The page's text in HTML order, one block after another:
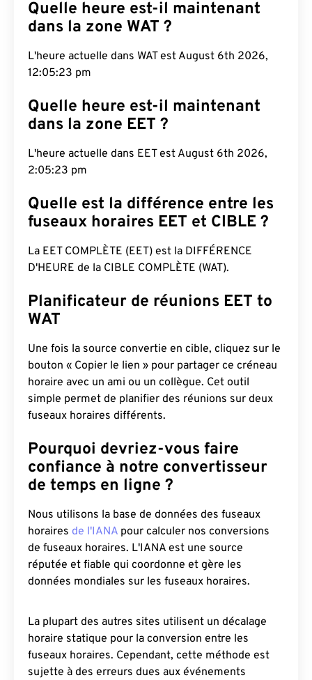
Quelle heure est-il maintenant
dans la zone WAT ?
L'heure actuelle dans WAT est August 6th 2026,
12:05:24 pm
Quelle heure est-il maintenant
dans la zone EET ?
L'heure actuelle dans EET est August 6th 2026,
2:05:24 pm
Quelle est la différence entre les
fuseaux horaires EET et CIBLE ?
La EET COMPLÈTE (EET) est la DIFFÉRENCE
D'HEURE de la CIBLE COMPLÈTE (WAT).
Planificateur de réunions EET to
WAT
Une fois la source convertie en cible, cliquez sur le
bouton « Copier le lien » pour partager ce créneau
horaire avec un ami ou un collègue. Cet outil
simple permet de planifier des réunions sur deux
fuseaux horaires différents.
Pourquoi devriez-vous faire
confiance à notre convertisseur
de temps en ligne ?
Nous utilisons la base de données des fuseaux
horaires de l'IANA pour calculer nos conversions
de fuseaux horaires. L'IANA est une source
réputée et fiable qui coordonne et gère les
données mondiales sur les fuseaux horaires.
La plupart des autres sites utilisent un décalage
horaire statique pour la conversion entre les
fuseaux horaires. Cependant, cette méthode est
sujette à des erreurs dues aux événements